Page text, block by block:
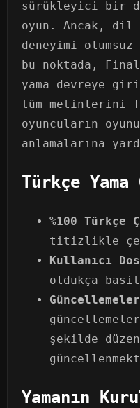
sürükleyici bir
oyun. Ancak, dil
deneyimi
bu noktada,
yama devreye
tüm metinlerini
oyuncuların
anlamalarına
Türkçe
%100 Türkçe
titizlikle
Kullanıcı
oldukça
şekilde
Yamanın